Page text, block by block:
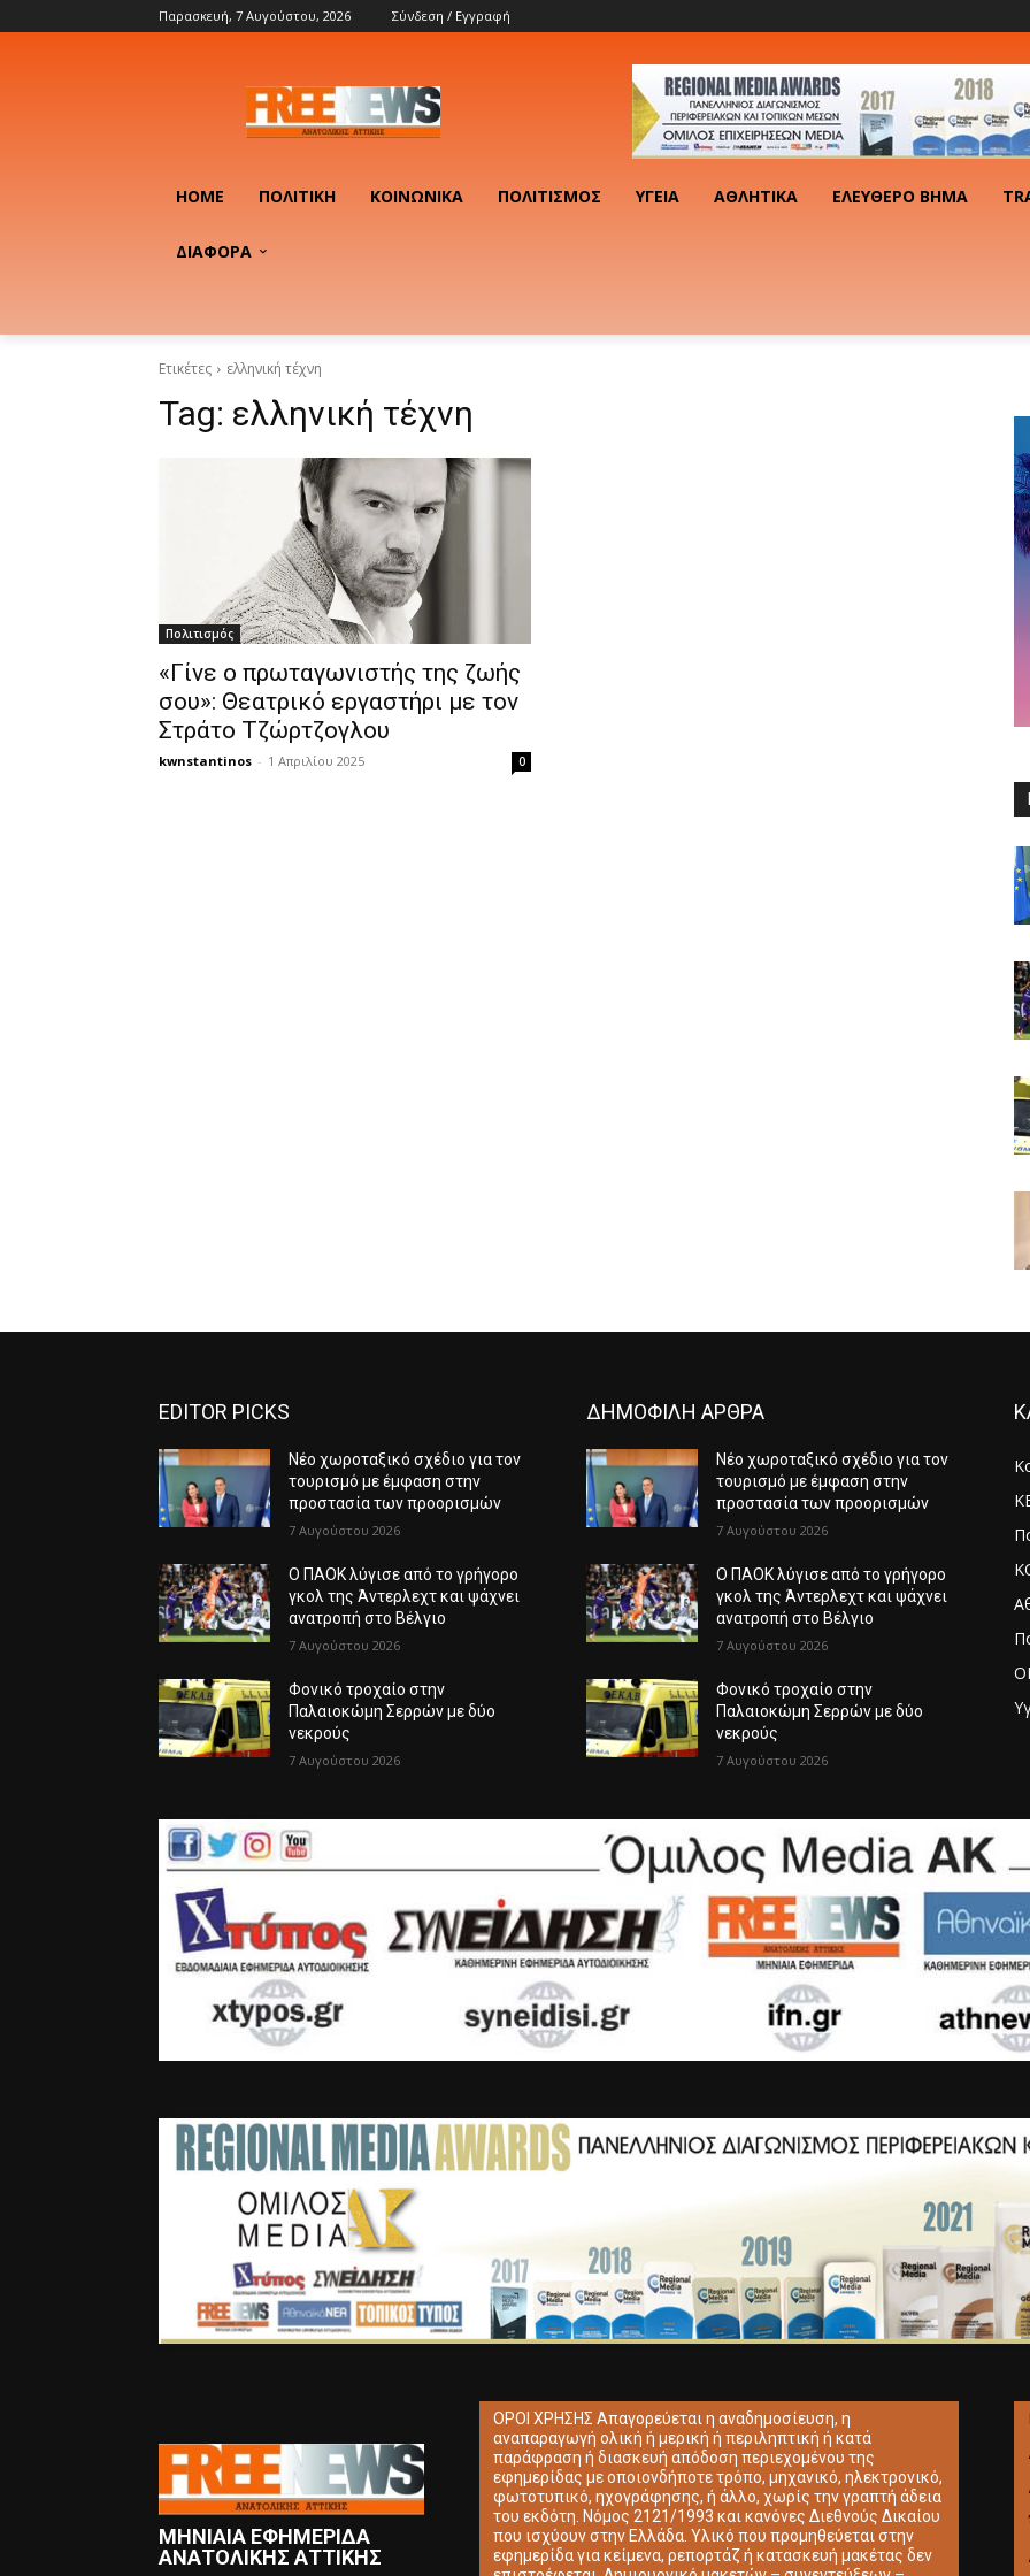
Παρασκευή, 7 Αυγούστου, 2026 Σύνδεση / Εγγραφή
HOME ΠΟΛΙΤΙΚΉ ΚΟΙΝΩΝΙΚΆ ΠΟΛΙΤΙΣΜΌΣ ΥΓΕΊΑ ΑΘΛΗΤΙΚΆ ΕΛΕΎΘΕΡΟ ΒΉΜΑ
ΔΙΑΦΟΡΑ
Ετικέτες ελληνική τέχνη
Tag: ελληνική τέχνη
Πολιτισμός
«Γίνε ο πρωταγωνιστής της ζωής
σου»: Θεατρικό εργαστήρι με τον
Στράτο Τζώρτζογλου
kwnstantinos - 1 Απριλίου 2025 0
EDITOR PICKS
Νέο χωροταξικό σχέδιο για τον
τουρισμό με έμφαση στην
προστασία των προορισμών
7 Αυγούστου 2026
Ο ΠΑΟΚ λύγισε από το γρήγορο
γκολ της Άντερλεχτ και ψάχνει
ανατροπή στο Βέλγιο
7 Αυγούστου 2026
Φονικό τροχαίο στην
Παλαιοκώμη Σερρών με δύο
νεκρούς
7 Αυγούστου 2026
ΔΗΜΟΦΙΛΗ ΑΡΘΡΑ
Νέο χωροταξικό σχέδιο για τον
τουρισμό με έμφαση στην
προστασία των προορισμών
7 Αυγούστου 2026
Ο ΠΑΟΚ λύγισε από το γρήγορο
γκολ της Άντερλεχτ και ψάχνει
ανατροπή στο Βέλγιο
7 Αυγούστου 2026
Φονικό τροχαίο στην
Παλαιοκώμη Σερρών με δύο
νεκρούς
7 Αυγούστου 2026
ΜΗΝΙΑΙΑ ΕΦΗΜΕΡΙΔΑ
ΑΝΑΤΟΛΙΚΗΣ ΑΤΤΙΚΗΣ
ΟΡΟΙ ΧΡΗΣΗΣ Απαγορεύεται η αναδημοσίευση, η
αναπαραγωγή ολική ή μερική ή περιληπτική ή κατά
παράφραση ή διασκευή απόδοση περιεχομένου της
εφημερίδας με οποιονδήποτε τρόπο, μηχανικό, ηλεκτρονικό,
φωτοτυπικό, ηχογράφησης, ή άλλο, χωρίς την γραπτή άδεια
του εκδότη. Νόμος 2121/1993 και κανόνες Διεθνούς Δικαίου
που ισχύουν στην Ελλάδα. Υλικό που προμηθεύεται στην
εφημερίδα για κείμενα, ρεπορτάζ ή κατασκευή μακέτας δεν